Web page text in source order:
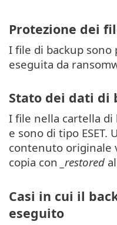
Protezione dei
I file di backup
eseguita da
Stato dei dati di
I file nella cartella
e sono di tipo
contenuto originale
copia con _restored
Casi in cui il
eseguito